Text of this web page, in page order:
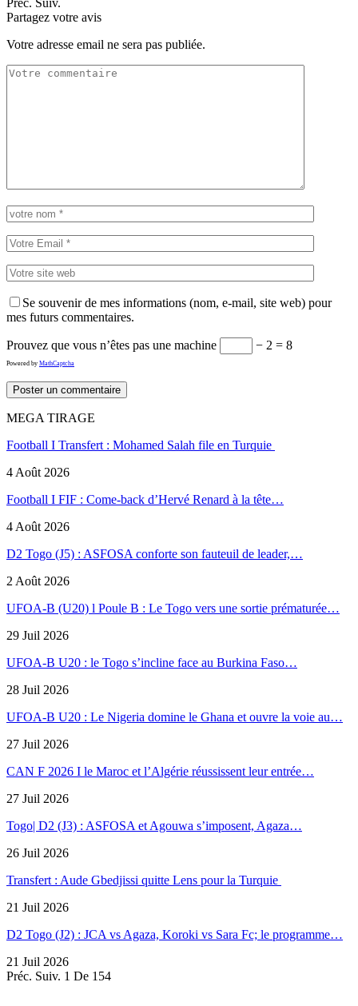
Partagez votre avis
Votre adresse email ne sera pas publiée.
Se souvenir de mes informations (nom, e-mail, site web) pour
mes futurs commentaires.
Prouvez que vous n’êtes pas une machine − 2 = 8
Powered by MathCaptcha
MEGA TIRAGE
Football I Transfert : Mohamed Salah file en Turquie
4 Août 2026
Football I FIF : Come-back d’Hervé Renard à la tête…
4 Août 2026
D2 Togo (J5) : ASFOSA conforte son fauteuil de leader,…
2 Août 2026
UFOA-B (U20) l Poule B : Le Togo vers une sortie prématurée…
29 Juil 2026
UFOA-B U20 : le Togo s’incline face au Burkina Faso…
28 Juil 2026
UFOA-B U20 : Le Nigeria domine le Ghana et ouvre la voie au…
27 Juil 2026
CAN F 2026 I le Maroc et l’Algérie réussissent leur entrée…
27 Juil 2026
Togo| D2 (J3) : ASFOSA et Agouwa s’imposent, Agaza…
26 Juil 2026
Transfert : Aude Gbedjissi quitte Lens pour la Turquie
21 Juil 2026
D2 Togo (J2) : JCA vs Agaza, Koroki vs Sara Fc; le programme…
21 Juil 2026
Préc. Suiv. 1 De 154